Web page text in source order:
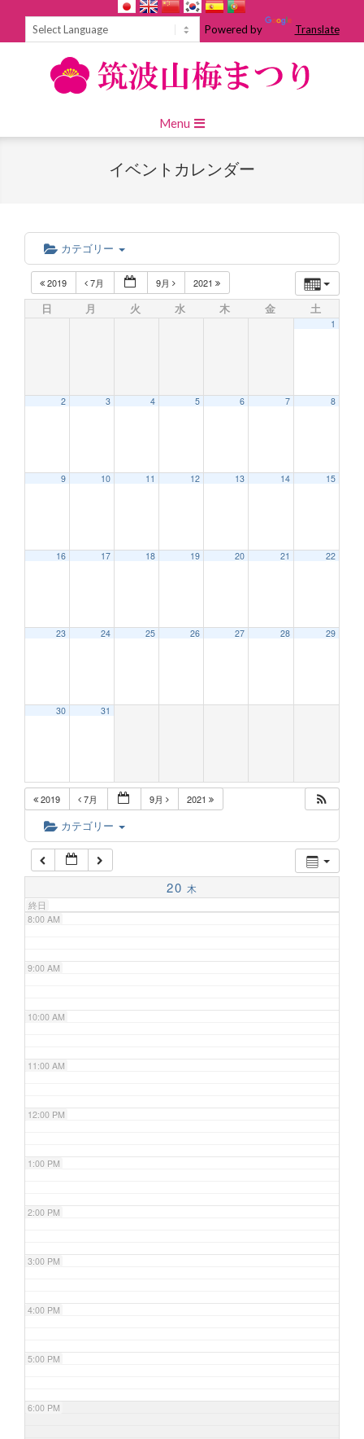
Powered by Translate
Navigation
Menu
イベントカレンダー
カテゴリー
2019 7月 9月 2021
日 月 火 水 木 金 土
1
2 3 4 5 6 7 8
9 10 11 12 13 14 15
16 17 18 19 20 21 22
23 24 25 26 27 28 29
30 31
2019 7月 9月 2021
カテゴリー
20 木
終日
2:00 AM
6:00 AM
7:00 AM
8:00 AM
9:00 AM
10:00 AM
11:00 AM
12:00 PM
1:00 PM
2:00 PM
3:00 PM
4:00 PM
5:00 PM
6:00 PM